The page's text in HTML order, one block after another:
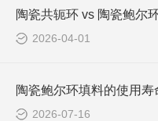
2026-04-01
2026-07-16